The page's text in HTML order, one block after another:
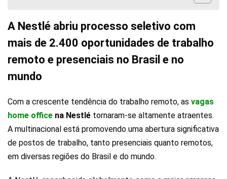
A Nestlé abriu processo seletivo com
mais de 2.400 oportunidades de trabalho
remoto e presenciais no Brasil e no
mundo
Com a crescente tendência do trabalho remoto, as vagas
home office na Nestlé tornaram-se altamente atraentes.
A multinacional está promovendo uma abertura significativa
de postos de trabalho, tanto presenciais quanto remotos,
em diversas regiões do Brasil e do mundo.